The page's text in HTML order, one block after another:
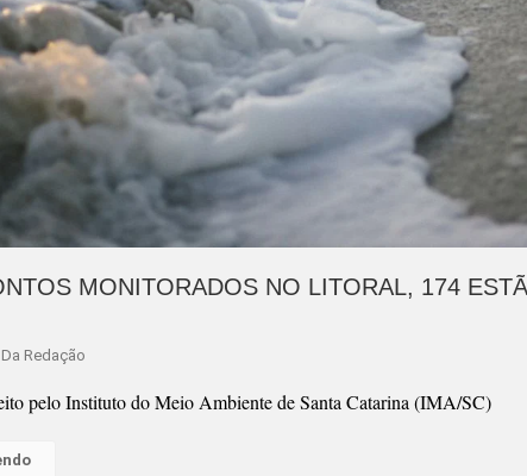
MONITORADOS NO LITORAL, 174
Da Redação
pelo Instituto do Meio Ambiente de Santa Catarina (IMA/SC)